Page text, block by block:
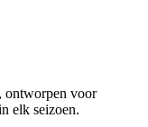
ontworpen voor
elk seizoen.